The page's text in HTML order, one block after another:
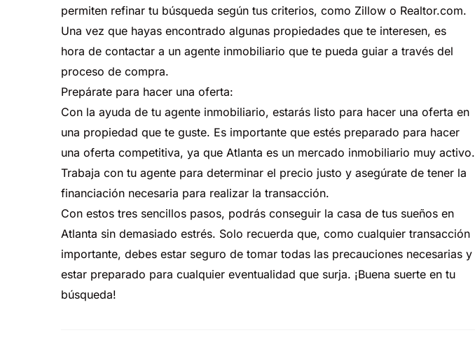
permiten refinar tu búsqueda según tus criterios, como Zillow o Realtor.com.
Una vez que hayas encontrado algunas propiedades que te interesen, es
hora de contactar a un agente inmobiliario que te pueda guiar a través del
proceso de compra.
Prepárate para hacer una oferta:
Con la ayuda de tu agente inmobiliario, estarás listo para hacer una oferta en
una propiedad que te guste. Es importante que estés preparado para hacer
una oferta competitiva, ya que Atlanta es un mercado inmobiliario muy activo.
Trabaja con tu agente para determinar el precio justo y asegúrate de tener la
financiación necesaria para realizar la transacción.
Con estos tres sencillos pasos, podrás conseguir la casa de tus sueños en
Atlanta sin demasiado estrés. Solo recuerda que, como cualquier transacción
importante, debes estar seguro de tomar todas las precauciones necesarias y
estar preparado para cualquier eventualidad que surja. ¡Buena suerte en tu
búsqueda!